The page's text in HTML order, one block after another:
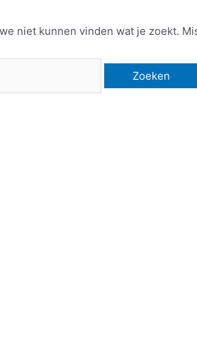
niet kunnen vinden wat je zoekt.